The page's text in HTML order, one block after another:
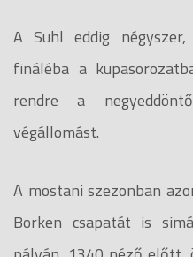
A Suhl eddig
fináléba a
rendre a
végállomást.
A mostani szezonban
Borken csapatát is